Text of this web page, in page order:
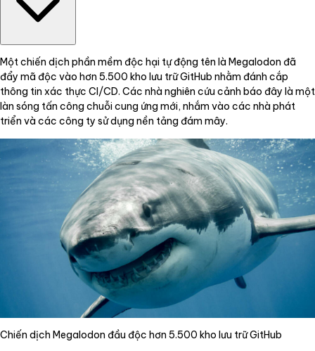
Một chiến dịch phần mềm độc hại tự động tên là Megalodon đã
đẩy mã độc vào hơn 5.500 kho lưu trữ GitHub nhằm đánh cắp
thông tin xác thực CI/CD. Các nhà nghiên cứu cảnh báo đây là một
làn sóng tấn công chuỗi cung ứng mới, nhắm vào các nhà phát
triển và các công ty sử dụng nền tảng đám mây.
Chiến dịch Megalodon đầu độc hơn 5.500 kho lưu trữ GitHub